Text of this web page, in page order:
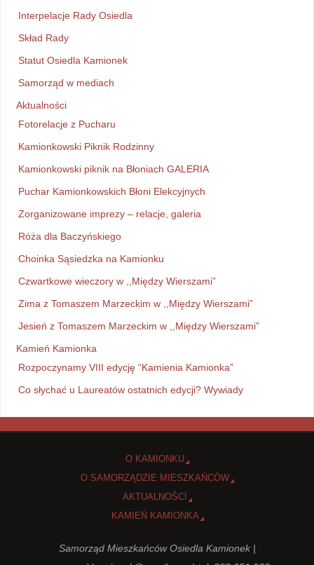
Interpelacje Rady Osiedla
Skład Rady
Statut Osiedla Kamionek
Samorząd w mediach
Aktualności
Fotorelacje z Pucharu
Kamionkowski Piknik Rodzinny
Kamionkowski piknik na Błoniach GALERIA
Puchar Kamionkowskich Błoni Elekcyjnych
Zorganizowane imprezy – relacje, galeria
Róża dla Baczyńskiego
Choinka Sąsiedzka na Kamionku
Czwartkowe wieczory w ,,Między Wierszami”
Zima z Tomaszem Marzeckim w ,,Między Wierszami”
Jesień z Tomaszem Marzeckim w ,,Między Wierszami”
Kamień Kamionka
Rozpoczynamy VIII edycję “Kamienia Kamionka”
Co słychać u Laureatów ostatnich edycji? Wywiady
O KAMIONKU
O SAMORZĄDZIE MIESZKAŃCÓW
AKTUALNOŚCI
KAMIEŃ KAMIONKA
Samorząd Mieszkańców Osiedla Kamionek |